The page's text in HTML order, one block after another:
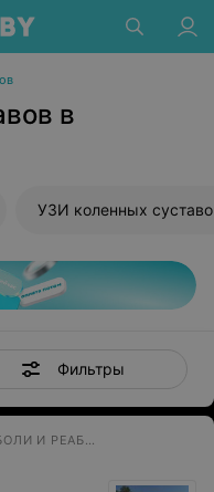
в
УЗИ коленных
Фильтры
МЕДИЦИНСКИЙ ЦЕНТР ПО ЛЕЧЕНИЮ БОЛИ И РЕАБИЛИТАЦИИ